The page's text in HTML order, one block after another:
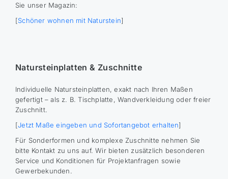
Sie unser Magazin:
[Schöner wohnen mit Naturstein]
Natursteinplatten & Zuschnitte
Individuelle Natursteinplatten, exakt nach Ihren Maßen
gefertigt – als z. B. Tischplatte, Wandverkleidung oder freier
Zuschnitt.
[Jetzt Maße eingeben und Sofortangebot erhalten]
Für Sonderformen und komplexe Zuschnitte nehmen Sie
bitte Kontakt zu uns auf. Wir bieten zusätzlich besonderen
Service und Konditionen für Projektanfragen sowie
Gewerbekunden.